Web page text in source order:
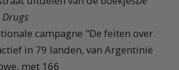
Drugs
campagne "De feiten over
in 79 landen, van Argentinië
met 166